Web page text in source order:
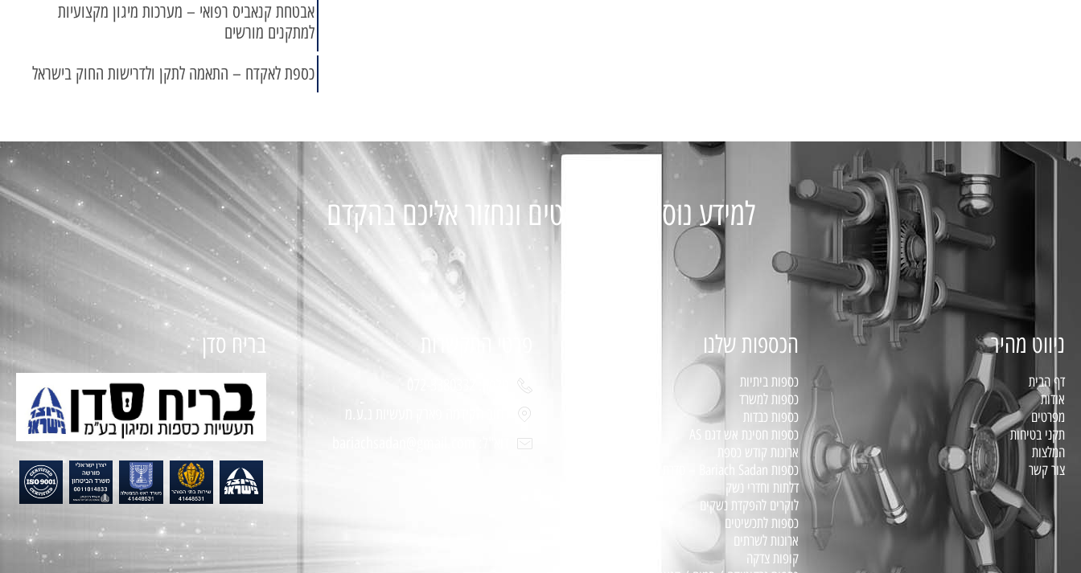
אבטחת קנאביס רפואי – מערכות מיגון מקצועיות
למתקנים מורשים
כספת לאקדח – התאמה לתקן ולדרישות החוק בישראל
למידע נוסף מלאו פרטים ונחזור אליכם בהקדם
ניווט מהיר
דף הבית
אודות
מפרטים
תקני בטיחות
המלצות
צור קשר
הכספות שלנו
כספות ביתיות
כספות למשרד
כספות כבדות
כספות חסינת אש דגם AS
ארונות קודש כספת
כספות Bariach Sadan – סדרת BS
דלתות וחדרי נשק
לוקרים להפקדת נשקים
כספות לתכשיטים
ארונות לשרתים
קופות צדקה
בריח סדן